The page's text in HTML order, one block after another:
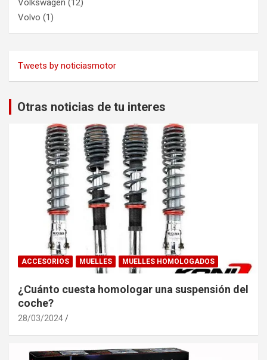
Volkswagen (12)
Volvo (1)
Tweets by noticiasmotor
Otras noticias de tu interes
ACCESORIOS MUELLES MUELLES HOMOLOGADOS
¿Cuánto cuesta homologar una suspensión del
coche?
28/03/2024